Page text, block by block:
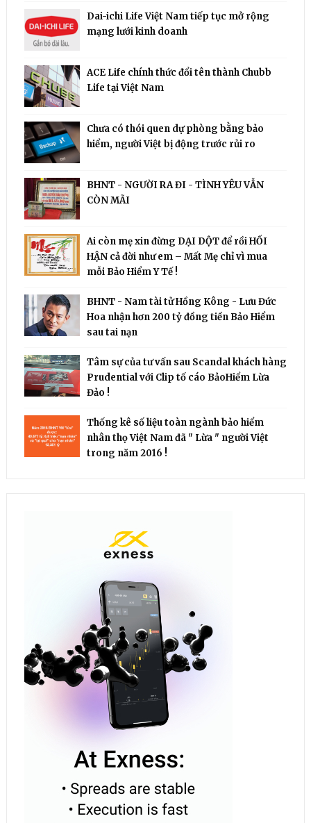
Dai-ichi Life Việt Nam tiếp tục mở rộng
mạng lưới kinh doanh
ACE Life chính thức đổi tên thành Chubb
Life tại Việt Nam
Chưa có thói quen dự phòng bằng bảo
hiểm, người Việt bị động trước rủi ro
BHNT - NGƯỜI RA ĐI - TÌNH YÊU VẪN
CÒN MÃI
Ai còn mẹ xin đừng DẠI DỘT để rồi HỐI
HẬN cả đời như em – Mất Mẹ chỉ vì mua
mỗi Bảo Hiểm Y Tế !
BHNT - Nam tài tử Hồng Kông - Lưu Đức
Hoa nhận hơn 200 tỷ đồng tiền Bảo Hiểm
sau tai nạn
Tâm sự của tư vấn sau Scandal khách hàng
Prudential với Clip tố cáo BảoHiểm Lừa
Đảo !
Thống kê số liệu toàn ngành bảo hiểm
nhân thọ Việt Nam đã " Lừa " người Việt
trong năm 2016 !